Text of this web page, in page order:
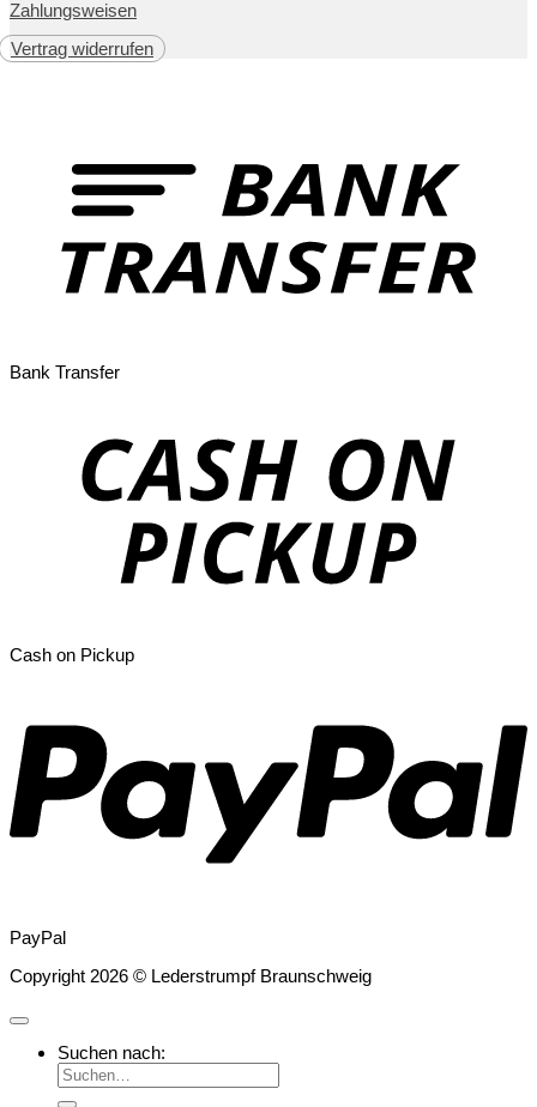
Zahlungsweisen
Vertrag widerrufen
Bank Transfer
Cash on Pickup
PayPal
Copyright 2026 © Lederstrumpf Braunschweig
Suchen nach: